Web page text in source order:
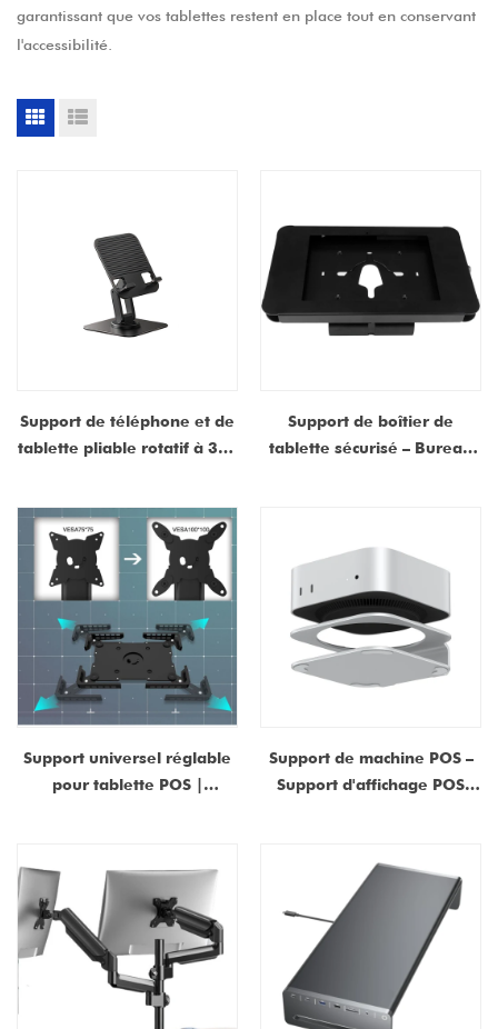
garantissant que vos tablettes restent en place tout en conservant
l'accessibilité.
Support de téléphone et de
tablette pliable rotatif à 360
réglable pour appareils de
4,7 à 13 pouces
Support de boîtier de
tablette sécurisé – Bureau
Support universel réglable
pour tablette POS |
Support de machine POS –
Support d'affichage POS
terminal de carte de crédit -
COPIE - pkinlm